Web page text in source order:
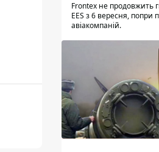
Frontex не продовжить
EES з 6 вересня, попри
авіакомпаній.